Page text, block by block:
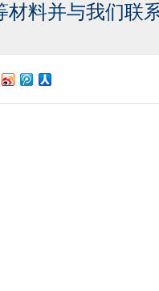
材料并与我们联